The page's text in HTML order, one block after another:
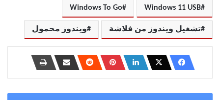
Windows 11 USB
Windows To Go
تشغيل ويندوز من فلاشة ويندوز محمول